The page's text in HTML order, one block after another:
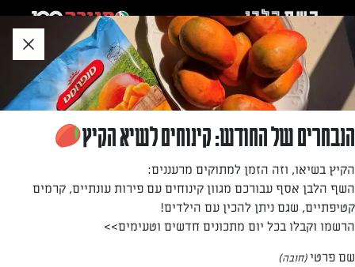
לאזור
תוכן
תחתון
חזרה לעמוד הבית
לבנה רייזר
—
הנבחרים של החודש: קינוחים לשיא הקיץ
הקיץ בשיאו, וזה הזמן למתוקים מרעננים:
השף הלבן אסף עבורכם מגוון קינוחים עם פירות עונתיים, קרמים
קטיפתיים, שגם ניתן להכין עם הילדים!
הרשמו וקבלו בכל יום מתכונים חדשים וטעימים>>
שם פרטי(חובה)